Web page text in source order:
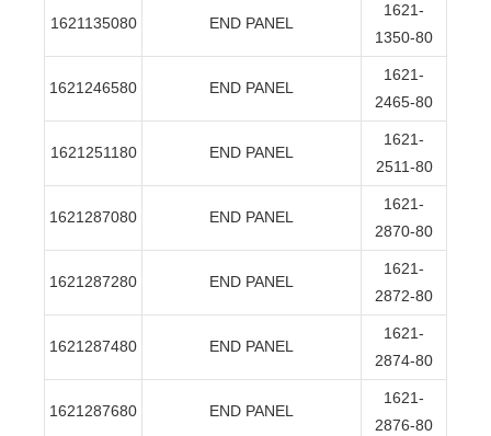
1621135080 END PANEL
1621-
1350-80
1621246580 END PANEL
1621-
2465-80
1621251180 END PANEL
1621-
2511-80
1621287080 END PANEL
1621-
2870-80
1621287280 END PANEL
1621-
2872-80
1621287480 END PANEL
1621-
2874-80
1621287680 END PANEL
1621-
2876-80